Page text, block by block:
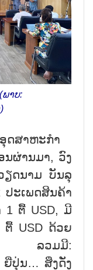
າບ:
ດສາຫະກຳ
ນຜ່ານມາ, ວົງ
ຽດນາມ ບັນລຸ
ປະເພດສິນຄ້າ
1 ຕື້ USD, ມີ
ຕື້ USD ດ້ວຍ
ຕໍ, ລວມມີ:
ຍີ່ປຸ່ນ… ສິ່ງດັ່ງ